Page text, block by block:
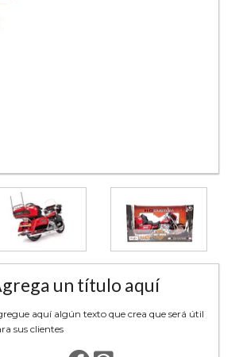
un título aquí
aquí algún texto que crea que será útil
sus clientes